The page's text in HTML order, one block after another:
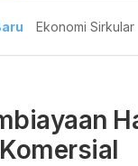
Ekonomi Sirkular